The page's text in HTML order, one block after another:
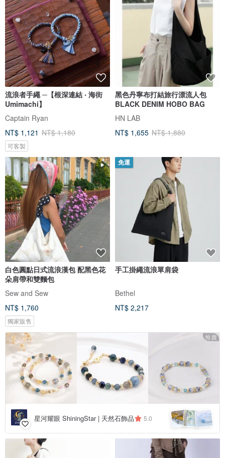
流浪者手繩 ─【根深連結 ‧ 海街
Umimachi】
Captain Ryan
NT$ 1,121 NT$ 1,180
可客製
黑色丹寧布打結旅行漂流人包
BLACK DENIM HOBO BAG
HN LAB
NT$ 1,655 NT$ 1,880
白色圓點日式流浪漢包 配黑色花
朵肩帶和雙麵包
Sew and Sew
NT$ 1,760
獨家販售
免運
手工掛繩流浪單肩袋
Bethel
NT$ 2,217
推廣
星河耀眼 ShiningStar | 天然石飾品 5.0